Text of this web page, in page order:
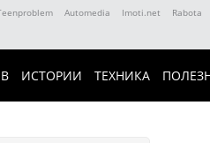
Automedia Imoti.net Rabota
ИСТОРИИ ТЕХНИКА